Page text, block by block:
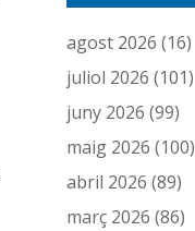
agost 2026 (16)
juliol 2026 (101)
juny 2026 (99)
maig 2026 (100)
abril 2026 (89)
març 2026 (86)